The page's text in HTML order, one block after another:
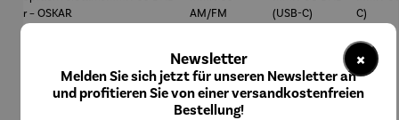
×
Newsletter
Melden Sie sich jetzt für unseren Newsletter an
und profitieren Sie von einer versandkostenfreien
Bestellung!